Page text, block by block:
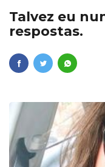
Talvez eu
respostas.